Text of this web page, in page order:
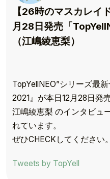
TOP
TOPICS
【26時のマスカレイ
月28日発売「
（江嶋綾恵梨）
TopYellNEO”シリーズ最
2021』が本日12月28日発
江嶋綾恵梨 のインタビュ
れています。
ぜひCHECKしてください。
Tweets by TopYell